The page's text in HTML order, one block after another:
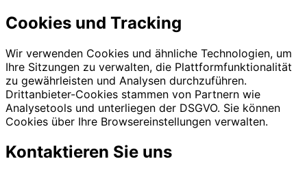
Cookies und Tracking
Wir verwenden Cookies und ähnliche Technologien, um
Ihre Sitzungen zu verwalten, die Plattformfunktionalität
zu gewährleisten und Analysen durchzuführen.
Drittanbieter-Cookies stammen von Partnern wie
Analysetools und unterliegen der DSGVO. Sie können
Cookies über Ihre Browsereinstellungen verwalten.
Kontaktieren Sie uns